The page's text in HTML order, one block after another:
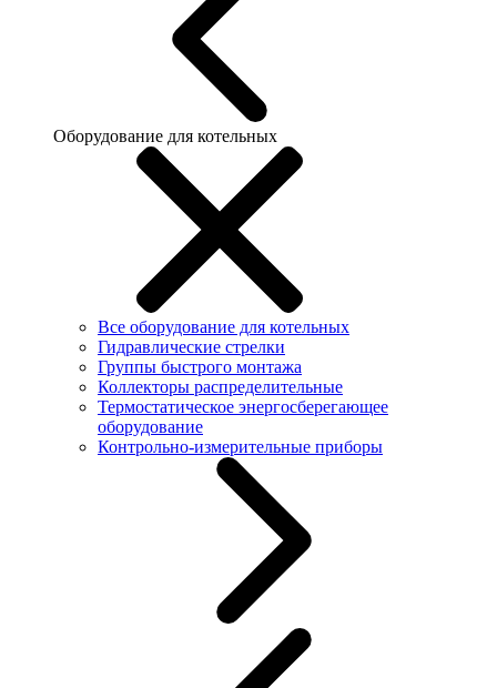
Оборудование для котельных
Все оборудование для котельных
Гидравлические стрелки
Группы быстрого монтажа
Коллекторы распределительные
Термостатическое энергосберегающее
оборудование
Контрольно-измерительные приборы